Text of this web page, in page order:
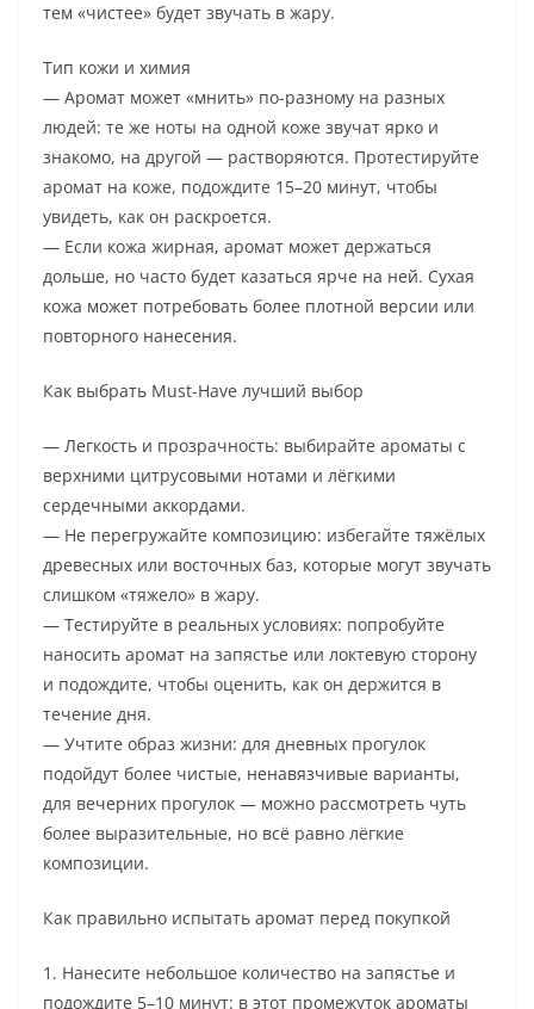
тем «чистее» будет звучать в жару.
Тип кожи и химия
— Аромат может «мнить» по-разному на разных
людей: те же ноты на одной коже звучат ярко и
знакомо, на другой — растворяются. Протестируйте
аромат на коже, подождите 15–20 минут, чтобы
увидеть, как он раскроется.
— Если кожа жирная, аромат может держаться
дольше, но часто будет казаться ярче на ней. Сухая
кожа может потребовать более плотной версии или
повторного нанесения.
Как выбрать Must-Have лучший выбор
— Легкость и прозрачность: выбирайте ароматы с
верхними цитрусовыми нотами и лёгкими
сердечными аккордами.
— Не перегружайте композицию: избегайте тяжёлых
древесных или восточных баз, которые могут звучать
слишком «тяжело» в жару.
— Тестируйте в реальных условиях: попробуйте
наносить аромат на запястье или локтевую сторону
и подождите, чтобы оценить, как он держится в
течение дня.
— Учтите образ жизни: для дневных прогулок
подойдут более чистые, ненавязчивые варианты,
для вечерних прогулок — можно рассмотреть чуть
более выразительные, но всё равно лёгкие
композиции.
Как правильно испытать аромат перед покупкой
1. Нанесите небольшое количество на запястье и
подождите 5–10 минут: в этот промежуток ароматы